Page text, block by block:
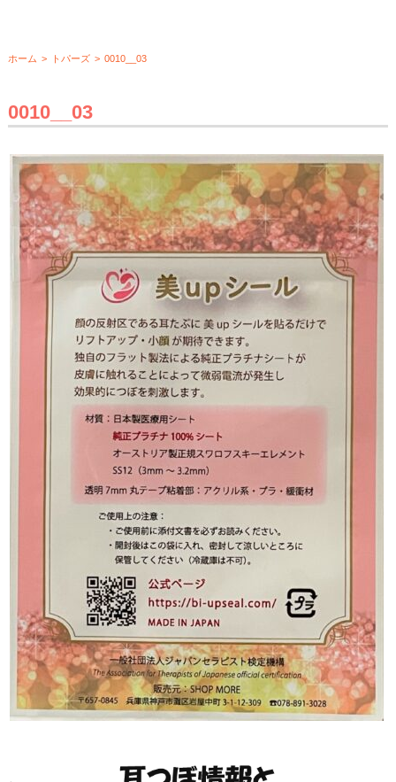
ホーム > トパーズ > 0010__03
0010__03